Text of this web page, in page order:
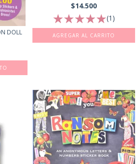
DOLL
$14.500
(1)